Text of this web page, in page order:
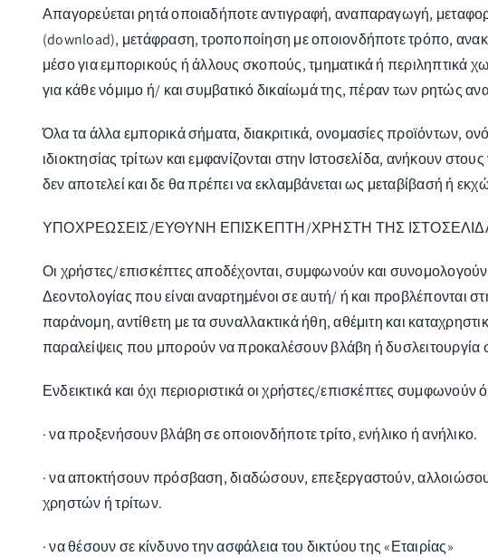
Απαγορεύεται ρητά οποιαδήποτε αντιγραφή, αναπαραγωγή,
(download), μετάφραση, τροποποίηση με οποιονδήποτε τρόπο,
μέσο για εμπορικούς ή άλλους σκοπούς, τμηματικά ή περιληπτικά
για κάθε νόμιμο ή/ και συμβατικό δικαίωμά της, πέραν των ρητώς
Όλα τα άλλα εμπορικά σήματα, διακριτικά, ονομασίες προϊόντων,
ιδιοκτησίας τρίτων και εμφανίζονται στην Ιστοσελίδα, ανήκουν
δεν αποτελεί και δε θα πρέπει να εκλαμβάνεται ως μεταβίβασή ή
ΥΠΟΧΡΕΩΣΕΙΣ/ΕΥΘΥΝΗ ΕΠΙΣΚΕΠΤΗ/ΧΡΗΣΤΗ ΤΗΣ
Οι χρήστες/επισκέπτες αποδέχονται, συμφωνούν και
Δεοντολογίας που είναι αναρτημένοι σε αυτή/ ή και προβλέπονται
παράνομη, αντίθετη με τα συναλλακτικά ήθη, αθέμιτη και
παραλείψεις που μπορούν να προκαλέσουν βλάβη ή δυσλειτουργία
Ενδεικτικά και όχι περιοριστικά οι χρήστες/επισκέπτες συμφωνούν
· να προξενήσουν βλάβη σε οποιονδήποτε τρίτο, ενήλικο ή ανήλικο.
· να αποκτήσουν πρόσβαση, διαδώσουν, επεξεργαστούν,
χρηστών ή τρίτων.
· να θέσουν σε κίνδυνο την ασφάλεια του δικτύου της «Εταιρίας»